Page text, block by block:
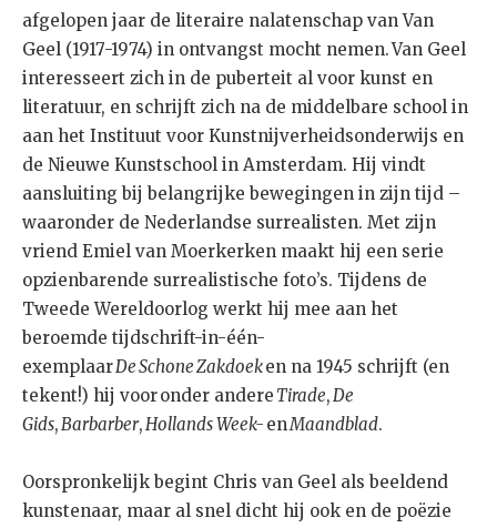
afgelopen jaar de literaire nalatenschap van Van
Geel (1917-1974) in ontvangst mocht nemen. Van Geel
interesseert zich in de puberteit al voor kunst en
literatuur, en schrijft zich na de middelbare school in
aan het Instituut voor Kunstnijverheidsonderwijs en
de Nieuwe Kunstschool in Amsterdam. Hij vindt
aansluiting bij belangrijke bewegingen in zijn tijd –
waaronder de Nederlandse surrealisten. Met zijn
vriend Emiel van Moerkerken maakt hij een serie
opzienbarende surrealistische foto’s. Tijdens de
Tweede Wereldoorlog werkt hij mee aan het
beroemde tijdschrift-in-één-
exemplaarDe Schone Zakdoeken na 1945 schrijft (en
tekent!) hij voor onder andere Tirade,De
Gids,Barbarber,Hollands Week- enMaandblad.
Oorspronkelijk begint Chris van Geel als beeldend
kunstenaar, maar al snel dicht hij ook en de poëzie